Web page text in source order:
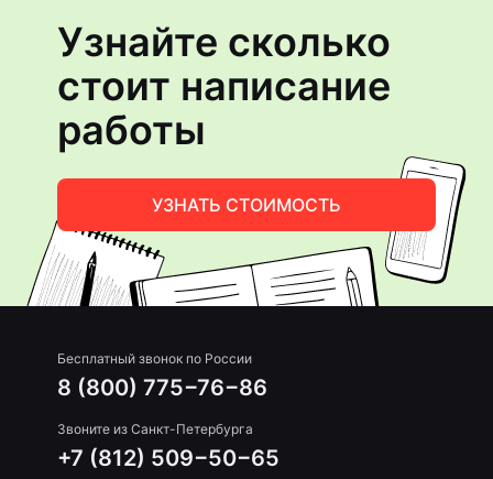
Узнайте сколько
стоит написание
работы
УЗНАТЬ СТОИМОСТЬ
Бесплатный звонок по России
8 (800) 775−76−86
Звоните из Санкт-Петербурга
+7 (812) 509−50−65